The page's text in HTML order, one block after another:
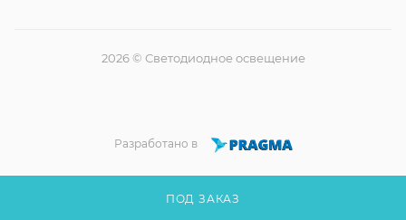
ПОД ЗАКАЗ
2026 © Светодиодное освещение
Разработано в